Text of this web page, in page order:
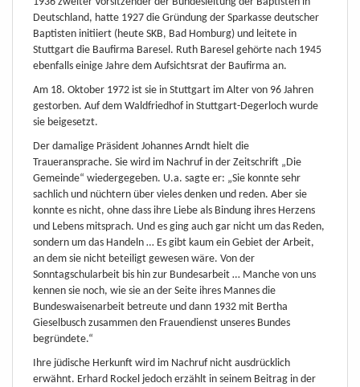
Deutschland, hatte 1927 die Gründung der Sparkasse deutscher
Baptisten initiiert (heute SKB, Bad Homburg) und leitete in
Stuttgart die Baufirma Baresel. Ruth Baresel gehörte nach 1945
ebenfalls einige Jahre dem Aufsichtsrat der Baufirma an.
Am 18. Oktober 1972 ist sie in Stuttgart im Alter von 96 Jahren
gestorben. Auf dem Waldfriedhof in Stuttgart-Degerloch wurde
sie beigesetzt.
Der damalige Präsident Johannes Arndt hielt die
Traueransprache. Sie wird im Nachruf in der Zeitschrift „Die
Gemeinde“ wiedergegeben. U.a. sagte er: „Sie konnte sehr
sachlich und nüchtern über vieles denken und reden. Aber sie
konnte es nicht, ohne dass ihre Liebe als Bindung ihres Herzens
und Lebens mitsprach. Und es ging auch gar nicht um das Reden,
sondern um das Handeln … Es gibt kaum ein Gebiet der Arbeit,
an dem sie nicht beteiligt gewesen wäre. Von der
Sonntagschularbeit bis hin zur Bundesarbeit … Manche von uns
kennen sie noch, wie sie an der Seite ihres Mannes die
Bundeswaisenarbeit betreute und dann 1932 mit Bertha
Gieselbusch zusammen den Frauendienst unseres Bundes
begründete.“
Ihre jüdische Herkunft wird im Nachruf nicht ausdrücklich
erwähnt. Erhard Rockel jedoch erzählt in seinem Beitrag in der